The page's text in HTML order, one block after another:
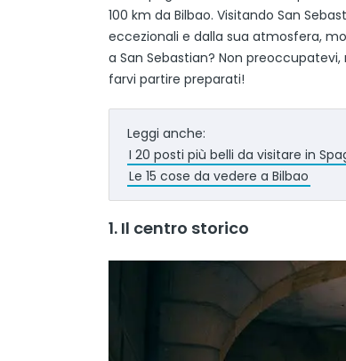
100 km da Bilbao. Visitando San
eccezionali e dalla sua atmosfera,
a San Sebastian? Non
farvi partire preparati!
Leggi anche:
I 20 posti più belli da visitare in
Le 15 cose da vedere a Bilbao
1. Il centro storico